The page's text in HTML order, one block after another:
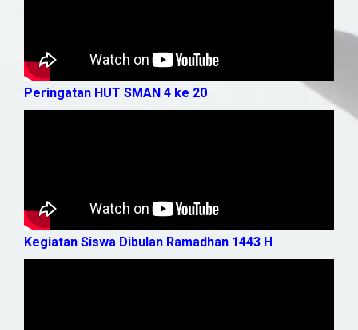
Peringatan HUT SMAN 4 ke 20
Kegiatan Siswa Dibulan Ramadhan 1443 H